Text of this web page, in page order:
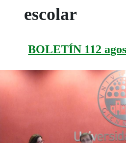
escolar
BOLETÍN 112